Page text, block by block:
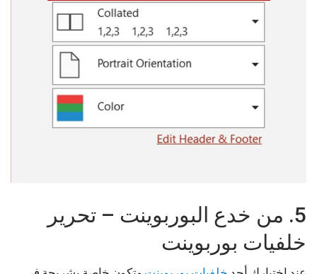
5. من خدع البوربوينت – تحرير
خلفيات بوربوينت